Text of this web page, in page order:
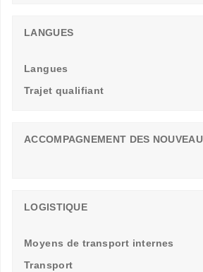
LANGUES
Langues
Trajet qualifiant
ACCOMPAGNEMENT DES
LOGISTIQUE
Moyens de transport internes
Transport